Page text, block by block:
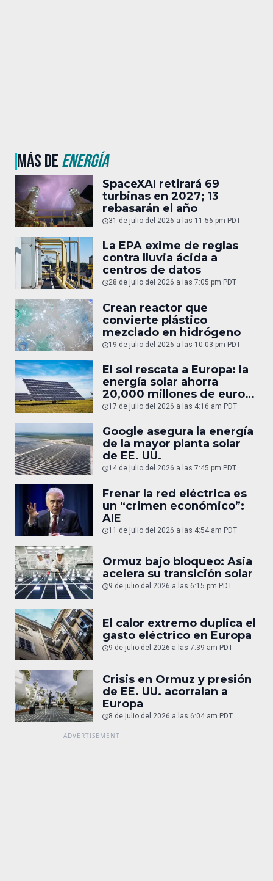
MÁS DEENERGÍA
SpaceXAI retirará 69
turbinas en 2027; 13
rebasarán el año
31 de julio del 2026 a las 11:56 pm PDT
La EPA exime de reglas
contra lluvia ácida a
centros de datos
28 de julio del 2026 a las 7:05 pm PDT
Crean reactor que
convierte plástico
mezclado en hidrógeno
19 de julio del 2026 a las 10:03 pm PDT
El sol rescata a Europa: la
energía solar ahorra
20,000 millones de euros
en gas
17 de julio del 2026 a las 4:16 am PDT
Google asegura la energía
de la mayor planta solar
de EE. UU.
14 de julio del 2026 a las 7:45 pm PDT
Frenar la red eléctrica es
un “crimen económico”:
AIE
11 de julio del 2026 a las 4:54 am PDT
Ormuz bajo bloqueo: Asia
acelera su transición solar
9 de julio del 2026 a las 6:15 pm PDT
El calor extremo duplica el
gasto eléctrico en Europa
9 de julio del 2026 a las 7:39 am PDT
Crisis en Ormuz y presión
de EE. UU. acorralan a
Europa
8 de julio del 2026 a las 6:04 am PDT